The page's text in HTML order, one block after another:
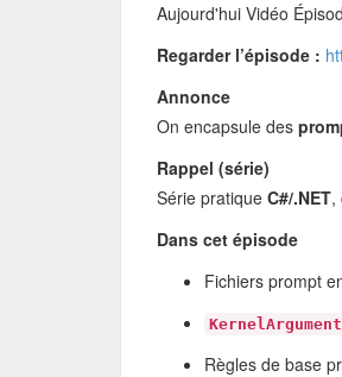
Aujourd'hui Vidéo
Regarder l’épisode :
Annonce
On encapsule des
Rappel (série)
Série pratique C#/.NET,
Dans cet épisode
Fichiers prompt
Règles de base